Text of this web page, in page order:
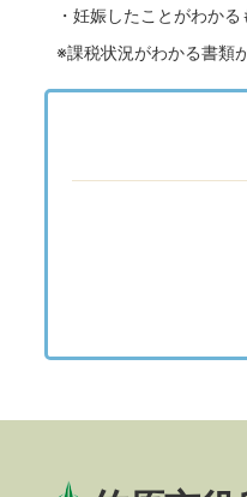
・妊娠したことがわかる
※課税状況がわかる書類